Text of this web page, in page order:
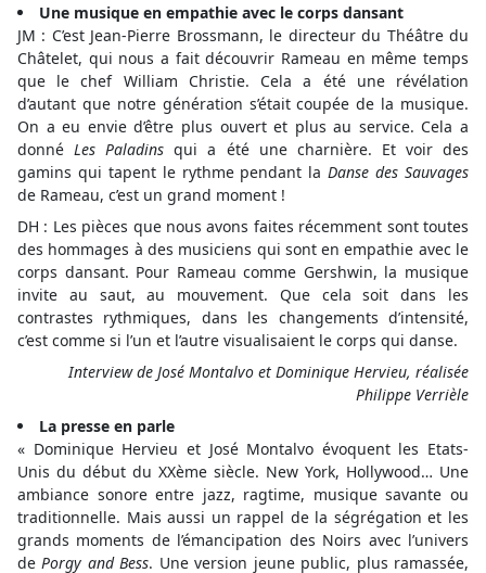
Une musique en empathie avec le corps dansant
JM : C’est Jean-Pierre Brossmann, le directeur du Théâtre du
Châtelet, qui nous a fait découvrir Rameau en même temps
que le chef William Christie. Cela a été une révélation
d’autant que notre génération s’était coupée de la musique.
On a eu envie d’être plus ouvert et plus au service. Cela a
donnéLes Paladinsqui a été une charnière. Et voir des
gamins qui tapent le rythme pendant laDanse des Sauvages
de Rameau, c’est un grand moment !
DH : Les pièces que nous avons faites récemment sont toutes
des hommages à des musiciens qui sont en empathie avec le
corps dansant. Pour Rameau comme Gershwin, la musique
invite au saut, au mouvement. Que cela soit dans les
contrastes rythmiques, dans les changements d’intensité,
c’est comme si l’un et l’autre visualisaient le corps qui danse.
Interview de José Montalvo et Dominique Hervieu, réalisée
Philippe Verrièle
La presse en parle
« Dominique Hervieu et José Montalvo évoquent les Etats-
Unis du début du XXème siècle. New York, Hollywood… Une
ambiance sonore entre jazz, ragtime, musique savante ou
traditionnelle. Mais aussi un rappel de la ségrégation et les
grands moments de l’émancipation des Noirs avec l’univers
de Porgy and Bess. Une version jeune public, plus ramassée,